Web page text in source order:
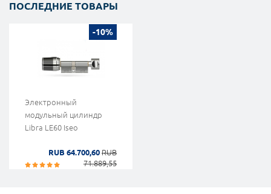
ПОСЛЕДНИЕ ТОВАРЫ
-10%
Электронный
модульный цилиндр
Libra LE60 Iseo
RUB 64.700,60 RUB
71.889,55